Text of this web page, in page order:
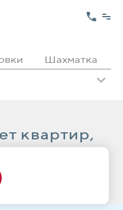
Шахматка
квартир,
вашему
поиска